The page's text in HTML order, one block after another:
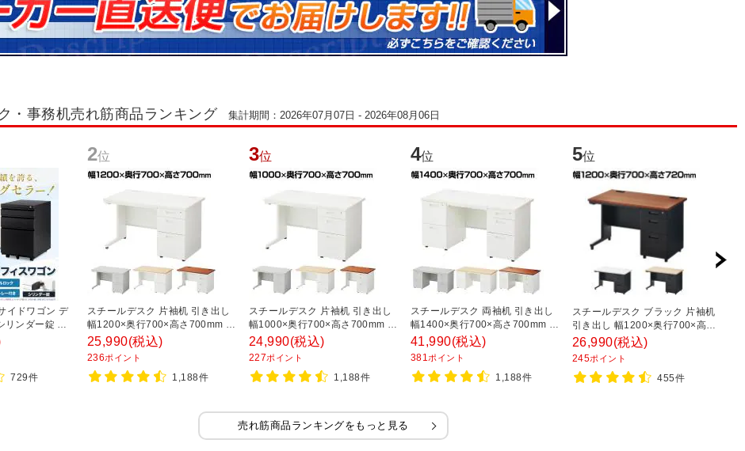
・事務机売れ筋商品ランキング 集計期間：2026年07月07日 - 2026年08月06日
イドワゴン デ
リンダー錠 鍵
高さ
・ブラック】
729件
2位
スチールデスク 片袖机 引き出し
幅1200×奥行700×高さ700mm 配
線穴 事務机 ビジネスデスク
25,990(税込)
236ポイント
1,188件
3位
スチールデスク 片袖机 引き出し
幅1000×奥行700×高さ700mm 配
線穴 事務机 ビジネスデスク
24,990(税込)
227ポイント
1,188件
4位
スチールデスク 両袖机 引き出し
幅1400×奥行700×高さ700mm 配
線穴 事務机 社長机 ビジネスデス
ク
41,990(税込)
381ポイント
1,188件
5位
スチールデスク ブラック 片袖机
引き出し 幅1200×奥行700×高さ
720mm 配線穴 事務机 ビジネス
デスク
26,990(税込)
245ポイント
455件
売れ筋商品ランキングをもっと見る